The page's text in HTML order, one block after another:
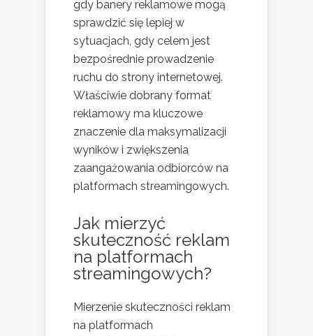
gdy banery reklamowe mogą
sprawdzić się lepiej w
sytuacjach, gdy celem jest
bezpośrednie prowadzenie
ruchu do strony internetowej.
Właściwie dobrany format
reklamowy ma kluczowe
znaczenie dla maksymalizacji
wyników i zwiększenia
zaangażowania odbiorców na
platformach streamingowych.
Jak mierzyć
skuteczność reklam
na platformach
streamingowych?
Mierzenie skuteczności reklam
na platformach